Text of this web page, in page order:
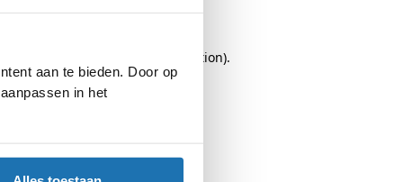
aan te bieden. Door op
in het
for more information).